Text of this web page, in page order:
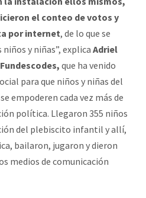
el conteo de votos y
por internet, de lo que se
y niñas”, explica Adriel
que ha venido
para que niños y niñas del
empoderen cada vez más de
política. Llegaron 355 niños
del plebiscito infantil y allí,
bailaron, jugaron y dieron
medios de comunicación